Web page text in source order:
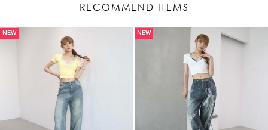
RECOMMEND ITEMS
NEW NEW